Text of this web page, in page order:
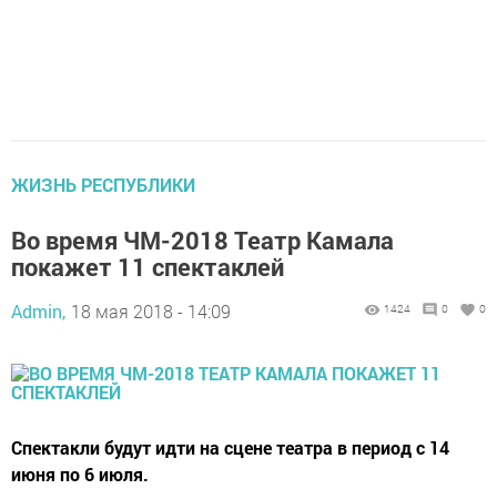
ЖИЗНЬ РЕСПУБЛИКИ
Во время ЧМ-2018 Театр Камала
покажет 11 спектаклей
Admin, 18 мая 2018 - 14:09 1424 0 0
Спектакли будут идти на сцене театра в период с 14
июня по 6 июля.